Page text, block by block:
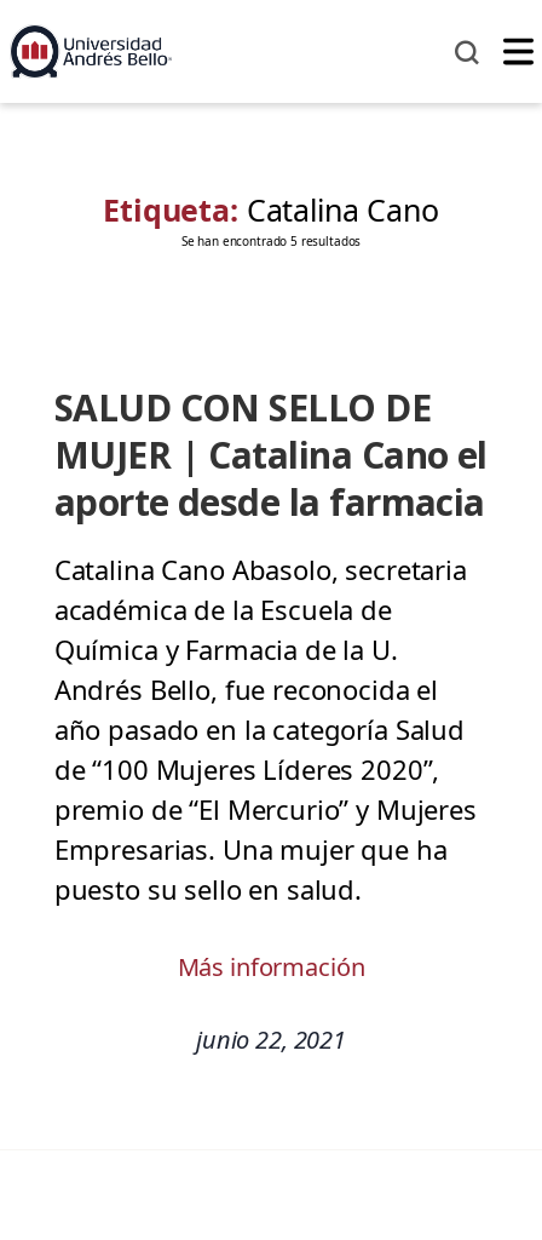
Etiqueta: Catalina Cano
Se han encontrado 5 resultados
SALUD CON SELLO DE
MUJER | Catalina Cano el
aporte desde la farmacia
Catalina Cano Abasolo, secretaria
académica de la Escuela de
Química y Farmacia de la U.
Andrés Bello, fue reconocida el
año pasado en la categoría Salud
de “100 Mujeres Líderes 2020”,
premio de “El Mercurio” y Mujeres
Empresarias. Una mujer que ha
puesto su sello en salud.
Más información
junio 22, 2021